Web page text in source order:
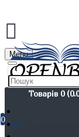
Menu
Товарів 0
0
Дітям.